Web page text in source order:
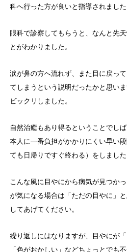
科へ行った方が良いと指導されました
眼科で診察してもらうと、なんと先
とがわかりました。
涙が鼻の方へ流れず、また目に戻っ
てしまうという説明だったかと思い
ビックリしました。
自然治癒もあり得るということでし
本人に一番負担がかかりにくい早い
ても日帰りですぐ終わる）をしました
こんな風に目やにから病気が見つか
が気になる場合は「ただの目やに」
してあげてください。
繰り返しにはなりますが、目やにが
「色がおかしい」などちょっとでも